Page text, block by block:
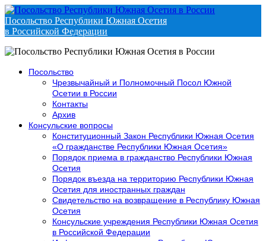
Посольство Республики Южная Осетия
в Российской Федерации
Посольство
Чрезвычайный и Полномочный Посол Южной
Осетии в России
Контакты
Архив
Консульские вопросы
Конституционный Закон Республики Южная Осетия
«О гражданстве Республики Южная Осетия»
Порядок приема в гражданство Республики Южная
Осетия
Порядок въезда на территорию Республики Южная
Осетия для иностранных граждан
Свидетельство на возвращение в Республику Южная
Осетия
Консульские учреждения Республики Южная Осетия
в Российской Федерации